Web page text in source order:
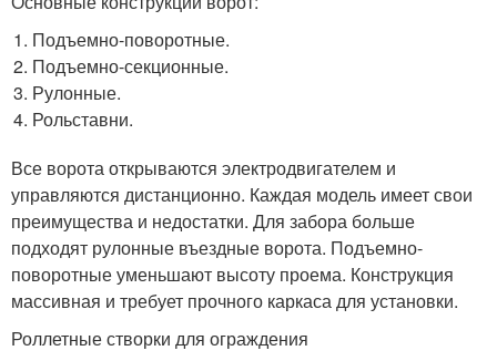
Подъемно-поворотные.
Подъемно-секционные.
Рулонные.
Рольставни.
Все ворота открываются электродвигателем и
управляются дистанционно. Каждая модель имеет свои
преимущества и недостатки. Для забора больше
подходят рулонные въездные ворота. Подъемно-
поворотные уменьшают высоту проема. Конструкция
массивная и требует прочного каркаса для установки.
Роллетные створки для ограждения